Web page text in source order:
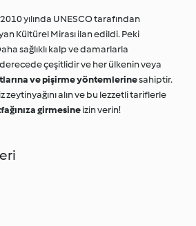
2010 yılında UNESCO tarafından
Kültürel Mirası ilan edildi. Peki
sağlıklı kalp ve damarlarla
çeşitlidir ve her ülkenin veya
ve pişirme yöntemlerinesahiptir.
zeytinyağını alın ve bu lezzetli tariflerle
girmesineizin verin!